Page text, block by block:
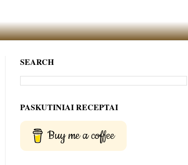
SEARCH
PASKUTINIAI RECEPTAI
Buy me a coffee